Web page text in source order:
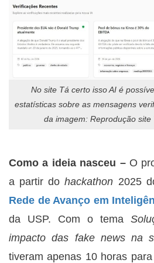
No site Tá certo isso AI é
estatísticas sobre as mensagens
da imagem: Reprodução site
Como a ideia nasceu –O
a partir dohackathon 2025
Rede de Avanço em
da USP. Com o tema
impacto das fake news na
tiveram apenas 10 horas